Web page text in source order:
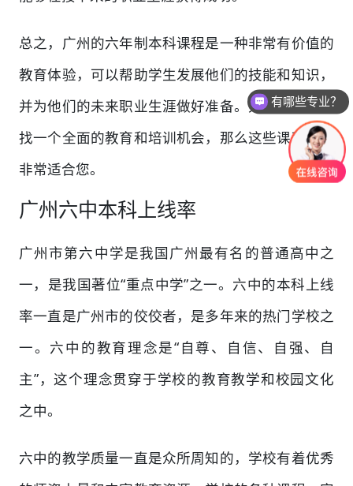
总之，广州的六年制本科课程是一种非常有价值的
教育体验，可以帮助学生发展他们的技能和知识，
并为他们的未来职业生涯做好准备。如果您正在寻
找一个全面的教育和培训机会，那么这些课程可能
非常适合您。
广州六中本科上线率
广州市第六中学是我国广州最有名的普通高中之
一，是我国著位“重点中学”之一。六中的本科上线
率一直是广州市的佼佼者，是多年来的热门学校之
一。六中的教育理念是“自尊、自信、自强、自
主”，这个理念贯穿于学校的教育教学和校园文化
之中。
六中的教学质量一直是众所周知的，学校有着优秀
有哪些专业？